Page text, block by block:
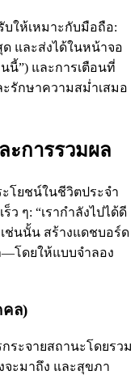
ให้เหมาะกับมือถือ:
และส่งได้ในหน้าจอ
นี้”) และการเตือนที่
ะรักษาความสม่ำเสมอ
ะการรวมผล
โยชน์ในชีวิตประจำ
ๆ: “เรากำลังไปได้ดี
เช่นนั้น สร้างแดชบอร์ด
โดยให้แบบจำลอง
ล)
ระจายสถานะโดยรวม
จะมาถึง และสุขภา